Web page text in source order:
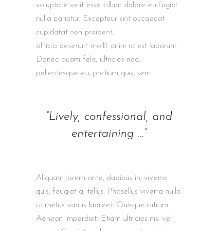
voluptate velit esse cillum dolore eu fugiat
nulla pariatur. Excepteur sint occaecat
cupidatat non proident,
officia deserunt mollit anim id est laborum.
Donec quam felis, ultricies nec,
pellentesque eu, pretium quis, sem.
“Lively, confessional, and
entertaining …”
Aliquam lorem ante, dapibus in, viverra
quis, feugiat a, tellus. Phasellus viverra nulla
ut metus varius laoreet. Quisque rutrum.
Aenean imperdiet. Etiam ultricies nisi vel